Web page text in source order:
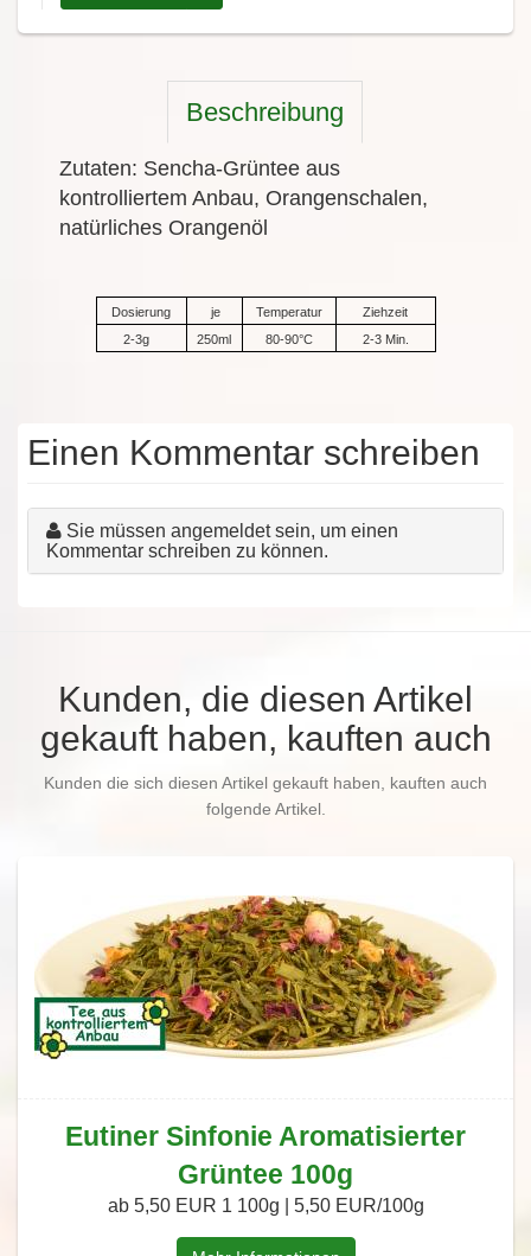
Beschreibung
Zutaten: Sencha-Grüntee aus
kontrolliertem Anbau, Orangenschalen,
natürliches Orangenöl
Dosierung je Temperatur
Ziehzeit
2-3g
250ml 80-90°C 2-3 Min.
Einen Kommentar schreiben
Sie müssen angemeldet sein, um einen
Kommentar schreiben zu können.
Kunden, die diesen Artikel
gekauft haben, kauften auch
Kunden die sich diesen Artikel gekauft haben, kauften auch
folgende Artikel.
Eutiner Sinfonie Aromatisierter
Grüntee 100g
ab 5,50 EUR 1 100g | 5,50 EUR/100g